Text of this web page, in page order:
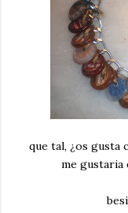
que tal, ¿os gusta
me gustaria